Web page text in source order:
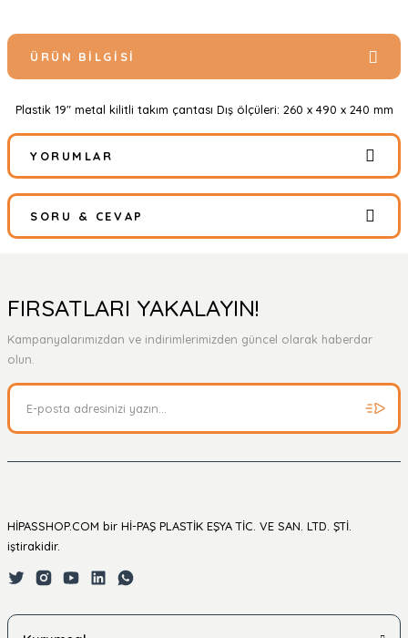
ÜRÜN BILGISI
Plastik 19" metal kilitli takım çantası Dış ölçüleri: 260 x 490 x 240 mm
YORUMLAR
Bu ürüne ilk yorumu siz yapın!
SORU & CEVAP
Ürün hakkında henüz soru sorulmamış.
FIRSATLARI YAKALAYIN!
Kampanyalarımızdan ve indirimlerimizden güncel olarak haberdar
olun.
HİPASSHOP.COM bir Hİ-PAŞ PLASTİK EŞYA TİC. VE SAN. LTD. ŞTİ.
iştirakidir.